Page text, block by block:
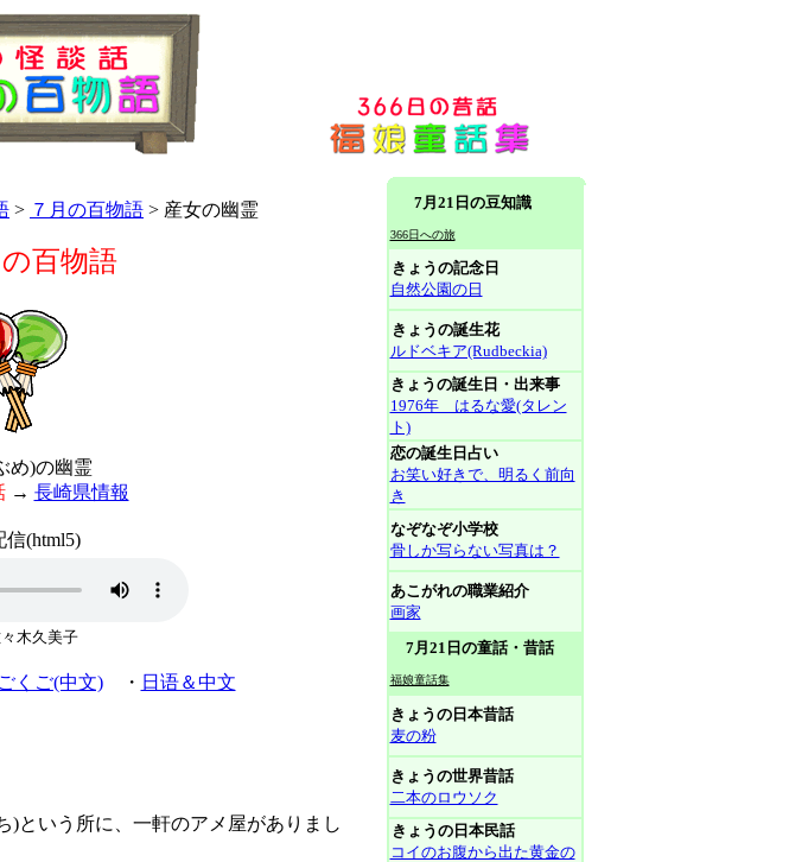
> ７月の百物語 > 産女の幽霊
百物語
め)の幽霊
→ 長崎県情報
信(html5)
木久美子
くご(中文)・ 日语＆中文
という所に、一軒のアメ屋がありまし
7月21日の豆知識
366日への旅
きょうの記念日
自然公園の日
きょうの誕生花
ルドベキア(Rudbeckia)
きょうの誕生日・出来事
1976年 はるな愛(タレン
ト)
恋の誕生日占い
お笑い好きで、明るく前向
き
なぞなぞ小学校
骨しか写らない写真は？
あこがれの職業紹介
画家
7月21日の童話・昔話
福娘童話集
きょうの日本昔話
麦の粉
きょうの世界昔話
二本のロウソク
きょうの日本民話
コイのお腹から出た黄金の